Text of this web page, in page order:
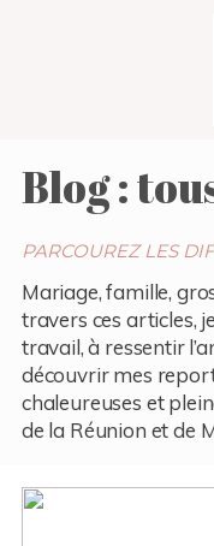
Blog :
PARCOUREZ LES
Mariage, famille,
travers ces articles,
travail, à ressentir
découvrir mes
chaleureuses et
de la Réunion et de